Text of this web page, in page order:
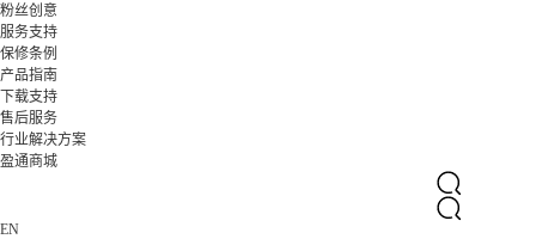
粉丝创意
服务支持
保修条例
产品指南
下载支持
售后服务
行业解决方案
盈通商城
EN